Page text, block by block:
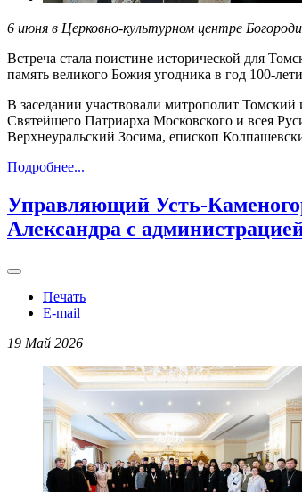
6 июня в Церковно-культурном центре
Встреча стала поистине исторической для
память великого Божия угодника в год 100-
В заседании участвовали митрополит
Святейшего Патриарха Московского и всея
Верхнеуральский Зосима, епископ
Подробнее...
Управляющий Усть-
Александра с
Печать
E-mail
19 Май 2026